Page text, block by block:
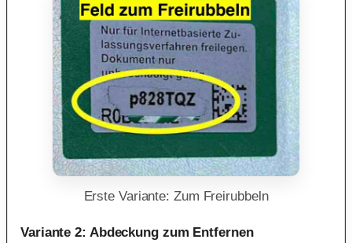
Erste Variante: Zum Freirubbeln
Variante 2: Abdeckung zum Entfernen